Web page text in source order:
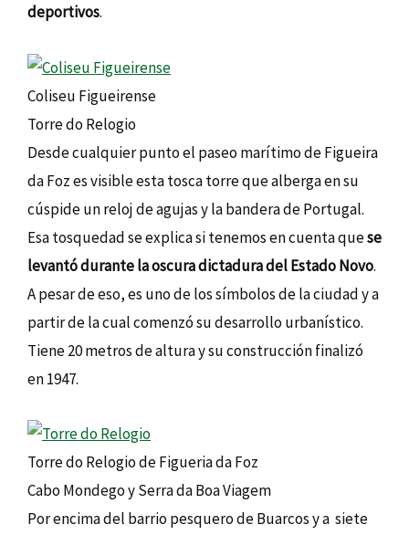
deportivos.
Coliseu Figueirense
Torre do Relogio
Desde cualquier punto el paseo marítimo de Figueira
da Foz es visible esta tosca torre que alberga en su
cúspide un reloj de agujas y la bandera de Portugal.
Esa tosquedad se explica si tenemos en cuenta quese
levantó durante la oscura dictadura del Estado Novo.
A pesar de eso, es uno de los símbolos de la ciudad y a
partir de la cual comenzó su desarrollo urbanístico.
Tiene 20 metros de altura y su construcción finalizó
en 1947.
Torre do Relogio de Figueria da Foz
Cabo Mondego y Serra da Boa Viagem
Por encima del barrio pesquero de Buarcos y a siete